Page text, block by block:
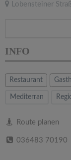
Lobensteiner
INFO
Restaurant
Mediterran
Route planen
036483 70190
e
a
v
g